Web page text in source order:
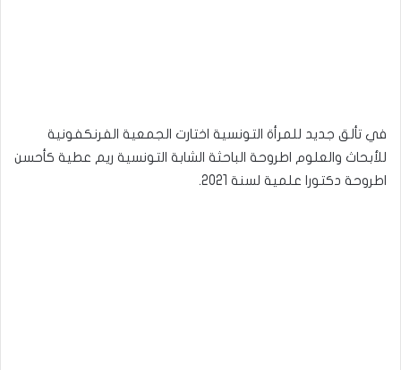
في تألق جديد للمرأة التونسية اختارت الجمعية الفرنكفونية
للأبحاث والعلوم اطروحة الباحثة الشابة التونسية ريم عطية كأحسن
اطروحة دكتورا علمية لسنة 2021.